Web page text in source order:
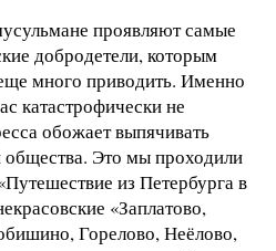
проявляют самые
добродетели, которым
много приводить. Именно
катастрофически не
обожает выпячивать
Это мы проходили
из Петербурга в
«Заплатово,
Горелово, Неёлово,